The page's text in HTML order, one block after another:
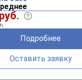
Подробнее
Оставить заявку